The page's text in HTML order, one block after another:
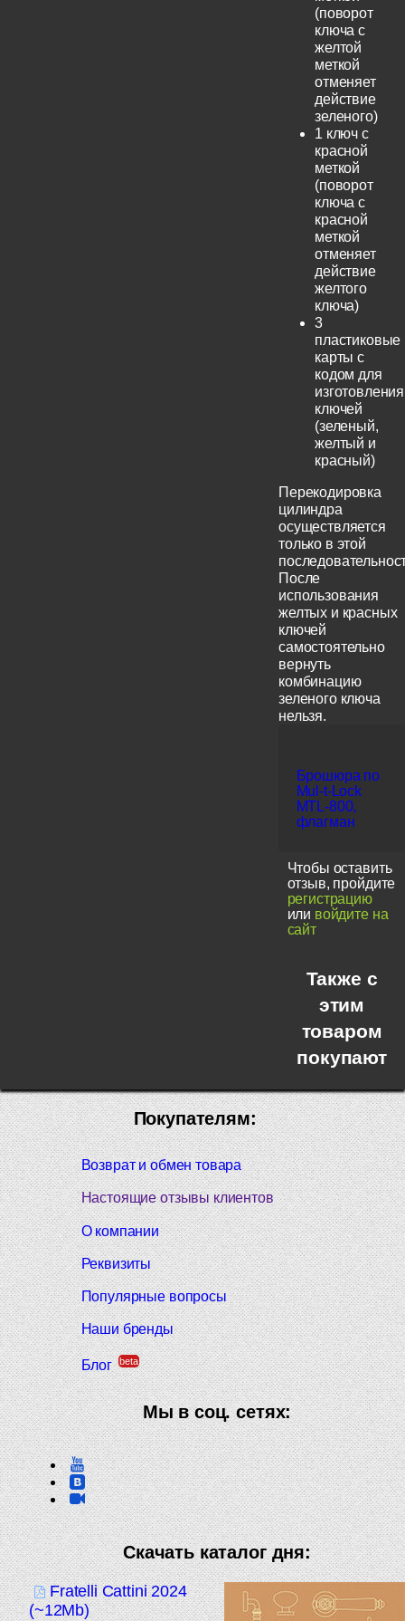
(поворот
ключа с
желтой
меткой
отменяет
действие
зеленого)
1 ключ с
красной
меткой
(поворот
ключа с
красной
меткой
отменяет
действие
желтого
ключа)
3
пластиковые
карты с
кодом для
изготовления
ключей
(зеленый,
желтый и
красный)
Перекодировка
цилиндра
осуществляется
только в этой
После
использования
желтых и красных
ключей
самостоятельно
вернуть
комбинацию
зеленого ключа
нельзя.
Брошюра по
Mul-t-Lock
MTL-800,
флагман
Чтобы оставить
отзыв, пройдите
регистрацию
или войдите на
сайт
Также с
этим
товаром
покупают
Покупателям:
Возврат и обмен товара
Настоящие отзывы клиентов
О компании
Реквизиты
Популярные вопросы
Наши бренды
Блог beta
Мы в соц. сетях:
Скачать каталог дня:
Fratelli Cattini 2024
(~12Mb)